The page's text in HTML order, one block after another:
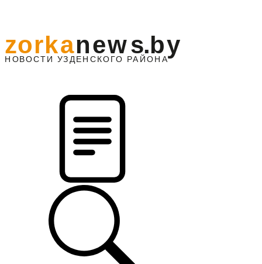
НО ВОСТИ УЗДЕНС КО ГО РАЙОНА
zorkanews.by